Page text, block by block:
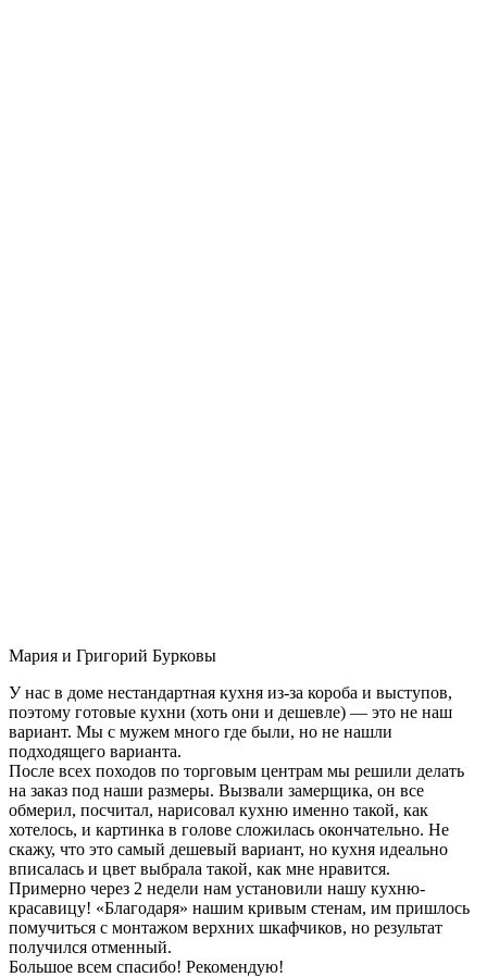
Мария и Григорий Бурковы
У нас в доме нестандартная кухня из-за короба и выступов,
поэтому готовые кухни (хоть они и дешевле) — это не наш
вариант. Мы с мужем много где были, но не нашли
подходящего варианта.
После всех походов по торговым центрам мы решили делать
на заказ под наши размеры. Вызвали замерщика, он все
обмерил, посчитал, нарисовал кухню именно такой, как
хотелось, и картинка в голове сложилась окончательно. Не
скажу, что это самый дешевый вариант, но кухня идеально
вписалась и цвет выбрала такой, как мне нравится.
Примерно через 2 недели нам установили нашу кухню-
красавицу! «Благодаря» нашим кривым стенам, им пришлось
помучиться с монтажом верхних шкафчиков, но результат
получился отменный.
Большое всем спасибо! Рекомендую!